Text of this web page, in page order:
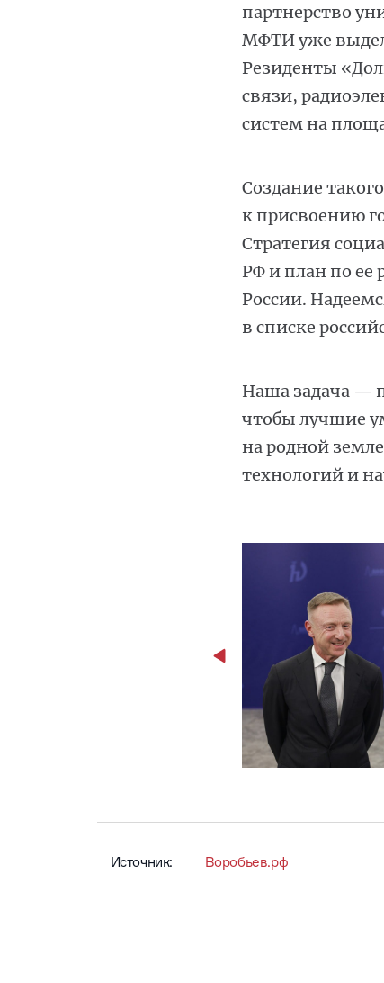
партнерство
МФТИ уже
Резиденты
связи,
систем на
Создание
к присвоению
Стратегия
РФ и план по
России.
в списке
Наша задача —
чтобы лучшие
на родной
технологий и
Источник: Воробьев.рф